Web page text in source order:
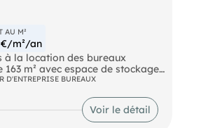
AU M²
€/m²/an
à la location des bureaux
163 m² avec espace de stockage,
clos de 795 m². Les bureaux
des bureaux, des vestiaires,
D'ENTREPRISE BUREAUX
Voir le détail